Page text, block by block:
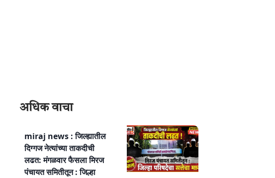
अधिक वाचा
miraj news : जिल्ह्यातील
दिग्गज नेत्यांच्या ताकदीची
लढत: मंगळवार फैसला मिरज
पंचायत समितीतून : जिल्हा